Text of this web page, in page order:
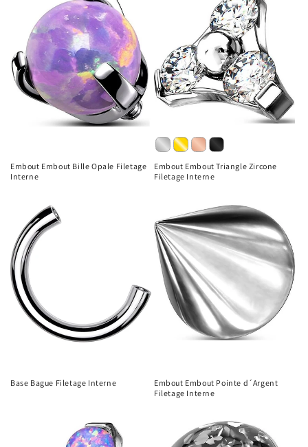
Embout Embout Bille Opale Filetage
Interne
Embout Embout Triangle Zircone
Filetage Interne
Base Bague Filetage Interne
Embout Embout Pointe d´Argent
Filetage Interne